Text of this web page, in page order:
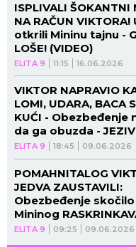
ELITA 9 11:15 16.06.2026
ISPLIVALI ŠOKANTNI
NA RAČUN
otkrili Mininu tajnu -
LOŠE! (VIDEO)
ELITA 9 18:45 09.06.2026
VIKTOR NAPRAVIO
LOMI, UDARA, BACA
KUĆI - Obezbeđenje
da ga obuzda -
ELITA 9 09:25 09.06.2026
POMAHNITALOG
JEDVA ZAUSTAVILI:
Obezbeđenje
Mininog
(VIDEO)